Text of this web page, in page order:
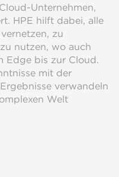
Unternehmen,
HPE hilft dabei, alle
zu
nutzen, wo auch
Edge bis zur Cloud.
mit der
verwandeln
Welt